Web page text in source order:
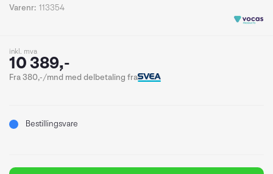
Varenr: 113354
inkl. mva
10 389,-
Fra 380,-/mnd med delbetaling fra
Bestillingsvare